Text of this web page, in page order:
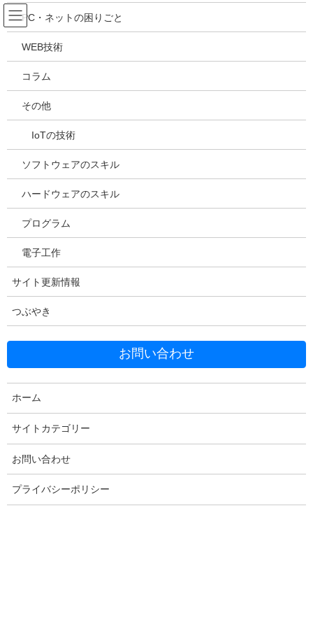
コ
ン
テ
ツ
ス
ッ
ナ
ビ
ゲ
シ
ン
移
吉川万能ＩＴ研究所
メディア
HOME
2023年9月28日
20230928184206
Facebook X Bluesky
Copy
PC・ネットの困りごと
WEB技術
コラム
その他
IoTの技術
ソフトウェアのスキル
ハードウェアのスキル
プログラム
電子工作
サイト更新情報
つぶやき
お問い合わせ
ホーム
サイトカテゴリー
お問い合わせ
プライバシーポリシー